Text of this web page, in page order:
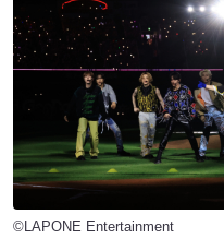
©LAPONE Entertainment